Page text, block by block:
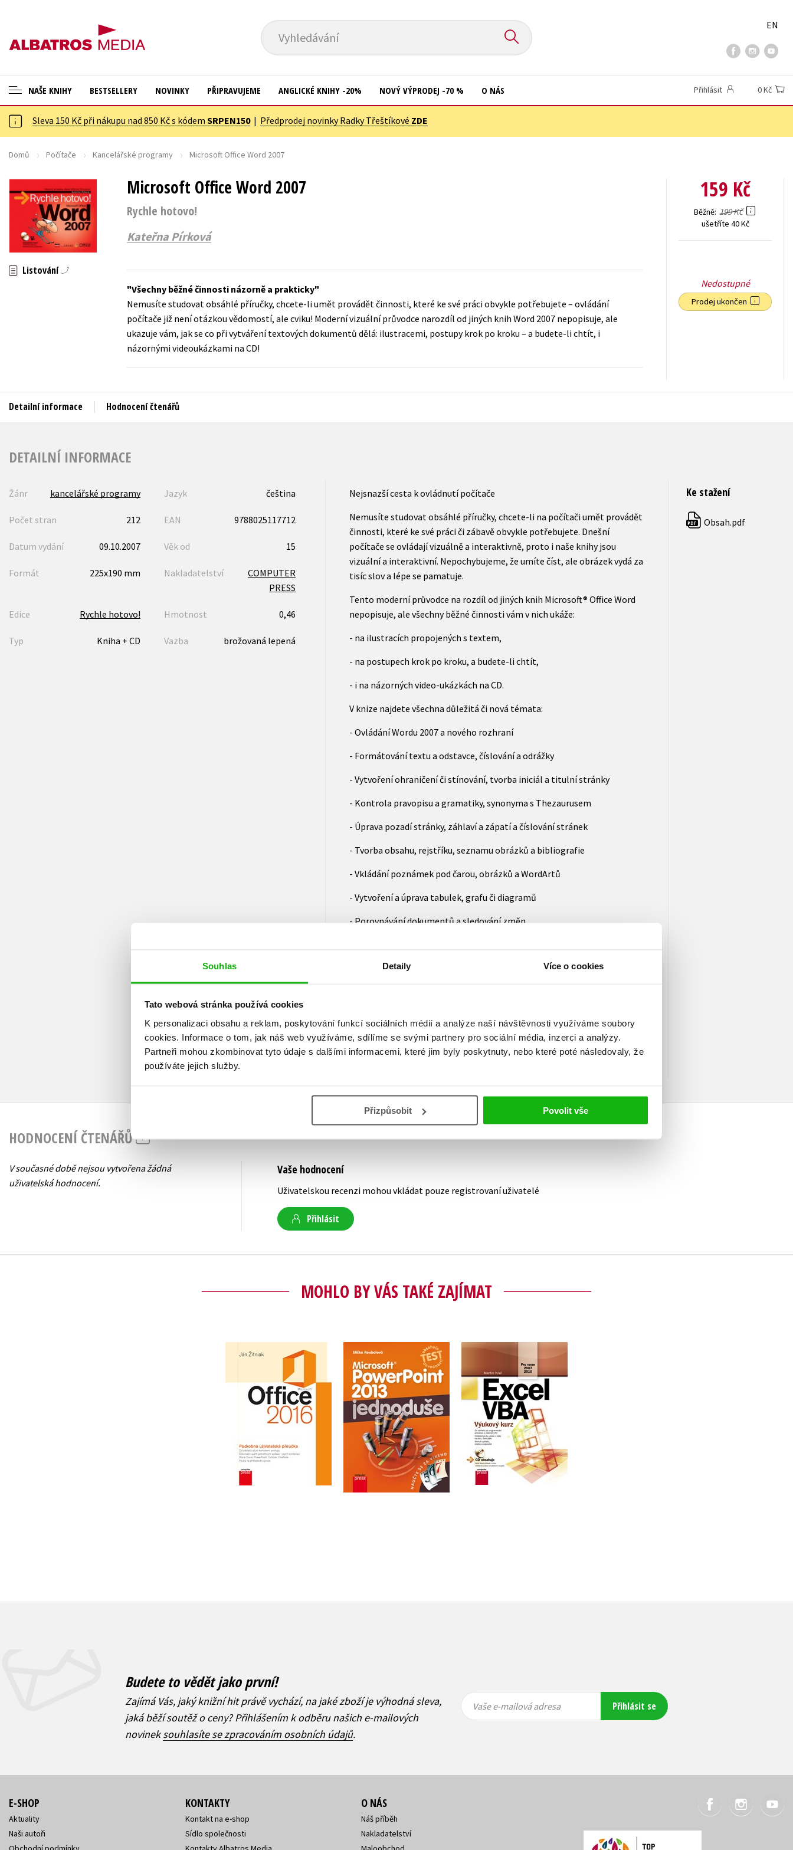
Souhlas Detaily Více o cookies
Tato webová stránka používá cookies
K personalizaci obsahu a reklam, poskytování funkcí sociálních médií a analýze naší návštěvnosti využíváme soubory
cookies. Informace o tom, jak náš web využíváme, sdílíme se svými partnery pro sociální média, inzerci a analýzy.
Partneři mohou zkombinovat tyto údaje s dalšími informacemi, které jim byly poskytnuty, nebo které poté následovaly, že
používáte jejich služby.
Přizpůsobit Povolit vše
Vyhledávání
EN
NAŠE KNIHY
ANGLICKÉ KNIHY -20 %
NOVÝ VÝPRODEJ -70 %
ASTERIX S DÁRKEM
🎁DÁRKOVÉ PUBLIKACE
✉️ DÁRKOVÉ POUKAZY
Auto - moto
Cestování
Dárkové publikace
Digitální fotografie
Esoterika a duchovní svět
Historie a military
Jazyky
Kalendáře
Kariéra a osobní rozvoj
Komiks
New Adult
Populárně - naučná pro dospělé
Populárně - naučné pro děti
Předškoláci
Příroda a zahrada
Zahraniční literatura
Zdraví a životní styl
Všechny tituly
BESTSELLERY NOVINKY PŘIPRAVUJEME ANGLICKÉ KNIHY -20% NOVÝ VÝPRODEJ -70 % O NÁS Přihlásit 0 Kč
Sleva 150 Kč při nákupu nad 850 Kč s kódem SRPEN150| Předprodej novinky Radky Třeštíkové ZDE
Domů Počítače Kancelářské programy Microsoft Office Word 2007
Microsoft Office Word 2007
Rychle hotovo!
Kateřna Pírková
Listování
Všechny běžné činnosti názorně a prakticky
Nemusíte studovat obsáhlé příručky, chcete-li umět provádět činnosti, které ke své práci obvykle potřebujete – ovládání
počítače již není otázkou vědomostí, ale cviku! Moderní vizuální průvodce narozdíl od jiných knih Word 2007 nepopisuje, ale
ukazuje vám, jak se co při vytváření textových dokumentů dělá: ilustracemi, postupy krok po kroku – a budete-li chtít, i
názornými videoukázkami na CD!
159 Kč
Běžně 199 Kč
ušetříte 40 Kč
Nedostupné
Prodej ukončen
Detailní informace Hodnocení čtenářů
DETAILNÍ INFORMACE
Žánr kancelářské programy Jazyk čeština
Počet stran 212 EAN 9788025117712
Datum vydání 09.10.2007 Věk od 15
Formát 225x190 mm Nakladatelství
COMPUTER
PRESS
Edice Rychle hotovo! Hmotnost 0,46
Typ Kniha + CD Vazba brožovaná lepená
Nejsnazší cesta k ovládnutí počítače
Nemusíte studovat obsáhlé příručky, chcete-li na počítači umět provádět
činnosti, které ke své práci či zábavě obvykle potřebujete. Dnešní
počítače se ovládají vizuálně a interaktivně, proto i naše knihy jsou
vizuální a interaktivní. Nepochybujeme, že umíte číst, ale obrázek vydá za
tisíc slov a lépe se pamatuje.
Tento moderní průvodce na rozdíl od jiných knih Microsoft® Office Word
nepopisuje, ale všechny běžné činnosti vám v nich ukáže:
- na ilustracích propojených s textem,
- na postupech krok po kroku, a budete-li chtít,
- i na názorných video-ukázkách na CD.
V knize najdete všechna důležitá či nová témata:
- Ovládání Wordu 2007 a nového rozhraní
- Formátování textu a odstavce, číslování a odrážky
- Vytvoření ohraničení či stínování, tvorba iniciál a titulní stránky
- Kontrola pravopisu a gramatiky, synonyma s Thezaurusem
- Úprava pozadí stránky, záhlaví a zápatí a číslování stránek
- Tvorba obsahu, rejstříku, seznamu obrázků a bibliografie
- Vkládání poznámek pod čarou, obrázků a WordArtů
- Vytvoření a úprava tabulek, grafu či diagramů
- Porovnávání dokumentů a sledování změn
Nejdůležitější činnosti probírané v knize si můžete navíc vyzkoušet v
Videokurz se spustí po vložení do CD mechaniky a probíhá v prostředí
vašeho internetového prohlížeče (Internet Explorer, Mozilla Firefox
Ke stažení
PDF Obsah.pdf
HODNOCENÍ ČTENÁŘŮ
V současné době nejsou vytvořena žádná
uživatelská hodnocení.
Vaše hodnocení
Uživatelskou recenzi mohou vkládat pouze registrovaní uživatelé
Přihlásit
MOHLO BY VÁS TAKÉ ZAJÍMAT
Microsoft Office 2016
Podrobná uživatelská
příručka
Ján Žitniak
Microsoft PowerPoint
2013: Jednoduše
Eliška Roubalová
Do košíku
199 Kč
Excel VBA
Martin Král
Do košíku
690 Kč
Budete to vědět jako první!
Zajímá Vás, jaký knižní hit právě vychází, na jaké zboží je výhodná sleva,
jaká běží soutěž o ceny? Přihlášením k odběru našich e-mailových
novineksouhlasíte se zpracováním osobních údajů.
mailová
mailová
Vaše e-mailová adresa Přihlásit se
E-SHOP
Aktuality
Naši autoři
KONTAKTY
Kontakt na e-shop
Sídlo společnosti
O NÁS
Náš příběh
Nakladatelství